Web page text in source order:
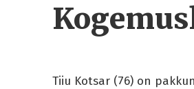
Tiiu Kotsar (76) on